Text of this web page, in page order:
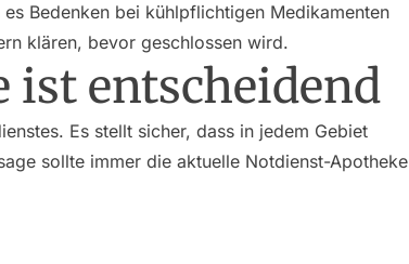
Bedenken bei kühlpflichtigen Medikamenten
klären, bevor geschlossen wird.
ist entscheidend
Es stellt sicher, dass in jedem Gebiet
sollte immer die aktuelle Notdienst-Apotheke